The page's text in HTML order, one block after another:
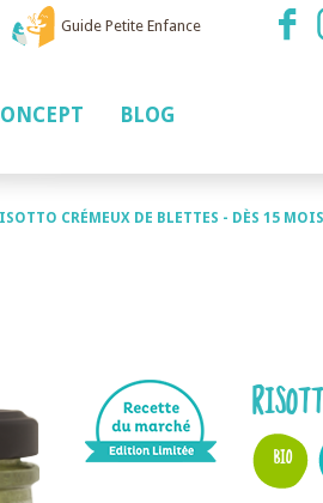
Guide Petite Enfance
BLOG
CRÉMEUX DE BLETTES - DÈS 15 MOIS
BIO